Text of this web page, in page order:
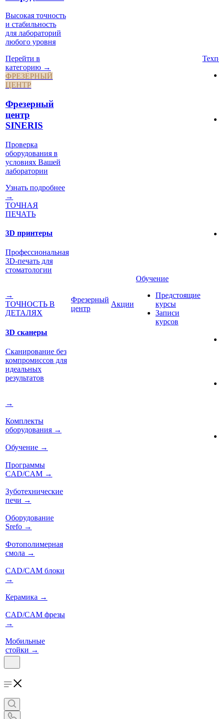
Высокая точность
и стабильность
для лабораторий
любого уровня
Перейти в
категорию →
ФРЕЗЕРНЫЙ
ЦЕНТР
Фрезерный
центр
SINERIS
Проверка
оборудования в
условиях Вашей
лаборатории
Узнать подробнее
→
ТОЧНАЯ
ПЕЧАТЬ
3D принтеры
Профессиональная
3D-печать для
стоматологии
→
ТОЧНОСТЬ В
ДЕТАЛЯХ
3D сканеры
Сканирование без
компромиссов для
идеальных
результатов
→
Комплекты
оборудования →
Обучение →
Программы
CAD/CAM →
Зуботехнические
печи →
Оборудование
Srefo →
Фотополимерная
смола →
CAD/CAM блоки
→
Керамика →
CAD/CAM фрезы
→
Мобильные
стойки →
Фрезерный
центр
Акции
Обучение
Предстоящие
курсы
Записи
курсов